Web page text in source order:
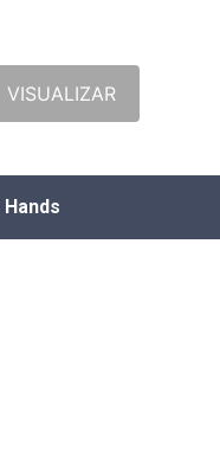
VISUALIZAR
Hands